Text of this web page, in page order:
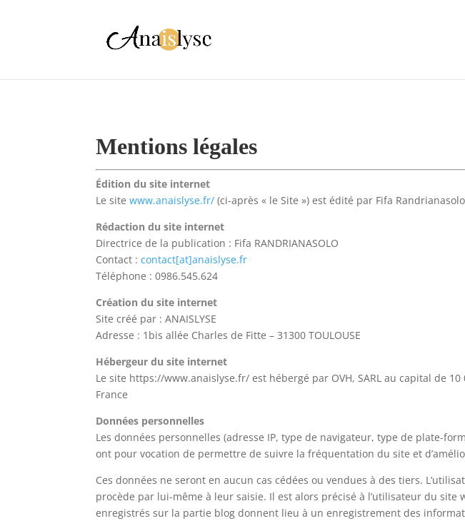
Mentions légales
Édition du site internet
Le sitewww.anaislyse.fr/ (ci-après « le Site ») est édité par Fifa
Rédaction du site internet
Directrice de la publication : Fifa RANDRIANASOLO
Contact :contact[at]anaislyse.fr
Téléphone : 0986.545.624
Création du site internet
Site créé par : ANAISLYSE
Adresse : 1bis allée Charles de Fitte – 31300 TOULOUSE
Hébergeur du site internet
Le site https://www.anaislyse.fr/ est hébergé par OVH, SARL au capital de
France
Données personnelles
Les données personnelles (adresse IP, type de navigateur, type de plate-
ont pour vocation de permettre de suivre la fréquentation du site et
Ces données ne seront en aucun cas cédées ou vendues à des tiers.
procède par lui-même à leur saisie. Il est alors précisé à l’utilisateur du
enregistrés sur la partie blog donnent lieu à un enregistrement des